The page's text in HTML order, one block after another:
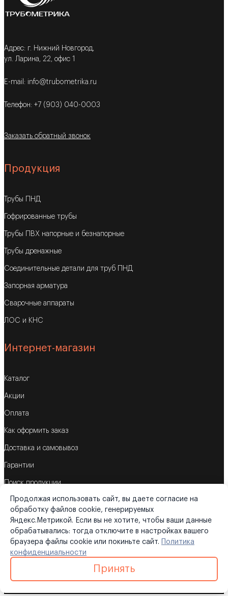
Адрес: г. Нижний Новгород,
ул. Ларина, 22, офис 1
E-mail: info@trubometrika.ru
Телефон: +7 (903) 040-0003
Заказать обратный звонок
Продукция
Трубы ПНД
Гофрированные трубы
Трубы ПВХ напорные и безнапорные
Трубы дренажные
Соединительные детали для труб ПНД
Запорная арматура
Сварочные аппараты
ЛОС и КНС
Интернет-магазин
Каталог
Акции
Оплата
Как оформить заказ
Доставка и самовывоз
Гарантии
Поиск продукции
Корзина
©2026«Трубометрика»
| Карта сайта
Продолжая использовать сайт, вы даете согласие на
обработку файлов cookie, генерируемых
Яндекс.Метрикой. Если вы не хотите, чтобы ваши данные
обрабатывались: тогда отключите в настройках вашего
браузера файлы cookie или покиньте сайт.
Политика
конфиденциальности
Принять